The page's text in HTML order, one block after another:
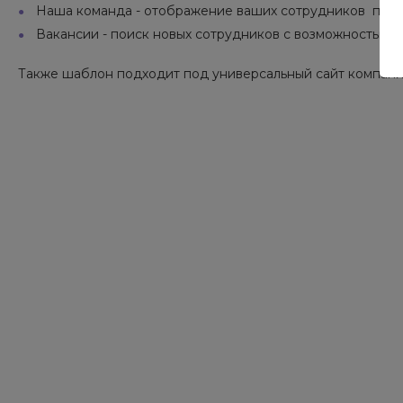
Наша команда - отображение ваших сотрудников по
Вакансии - поиск новых сотрудников с возможностью
Также шаблон подходит под универсальный сайт